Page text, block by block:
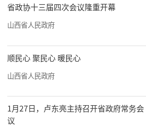
省政协十三届四次会议隆重开幕
山西省人民政府
顺民心 聚民心 暖民心
山西省人民政府
1月27日，卢东亮主持召开省政府常务会
议